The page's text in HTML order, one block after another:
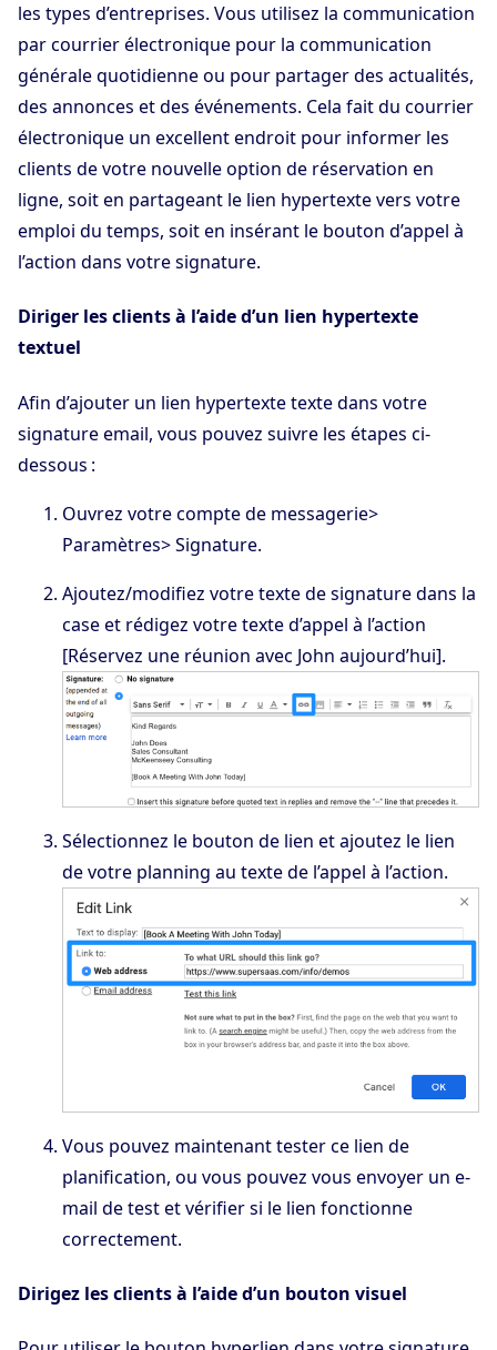
les types d’entreprises. Vous utilisez la communication
par courrier électronique pour la communication
générale quotidienne ou pour partager des actualités,
des annonces et des événements. Cela fait du courrier
électronique un excellent endroit pour informer les
clients de votre nouvelle option de réservation en
ligne, soit en partageant le lien hypertexte vers votre
emploi du temps, soit en insérant le bouton d’appel à
l’action dans votre signature.
Diriger les clients à l’aide d’un lien hypertexte
textuel
Afin d’ajouter un lien hypertexte texte dans votre
signature email, vous pouvez suivre les étapes ci-
dessous :
Ouvrez votre compte de messagerie>
Paramètres> Signature.
Ajoutez/modifiez votre texte de signature dans la
case et rédigez votre texte d’appel à l’action
[Réservez une réunion avec John aujourd’hui].
Sélectionnez le bouton de lien et ajoutez le lien
de votre planning au texte de l’appel à l’action.
Vous pouvez maintenant tester ce lien de
planification, ou vous pouvez vous envoyer un e-
mail de test et vérifier si le lien fonctionne
correctement.
Dirigez les clients à l’aide d’un bouton visuel